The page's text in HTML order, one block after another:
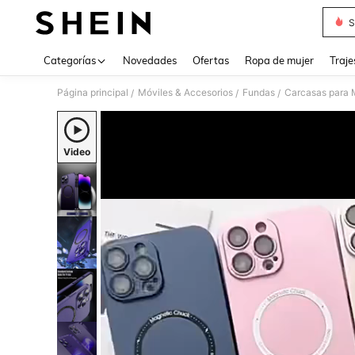
Categorías Novedades Ofertas Ropa de mujer
Página principal / Móviles & Accesorios / Fundas / Carcasas para
Video